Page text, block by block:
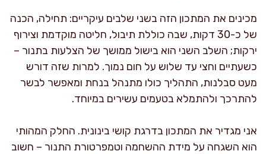
מכינים את המתכון הזה בשני שלבים עיקריים: תחילה, הכנה
של כ-30 דקות, שבה כוללת תיבול, חליטה מוקדמת וצירוף
ירקות; השלב השני הוא בישול ממושך של הצלעות בתנור –
כשעתיים וחצי עד שלוש על חום נמוך. למרות שזה דורש
מעט סבלנות, התהליך כולו מתנהל בנחת ומאפשר לבשר
להתרכך ולהתמלא בטעמים עשירים במיוחד.
אני מגדיר את המתכון בדרגת קושי בינונית. החלק המהותי
הוא השגחה על מידת ההשחמה וטמפרטורת התנור – חשוב